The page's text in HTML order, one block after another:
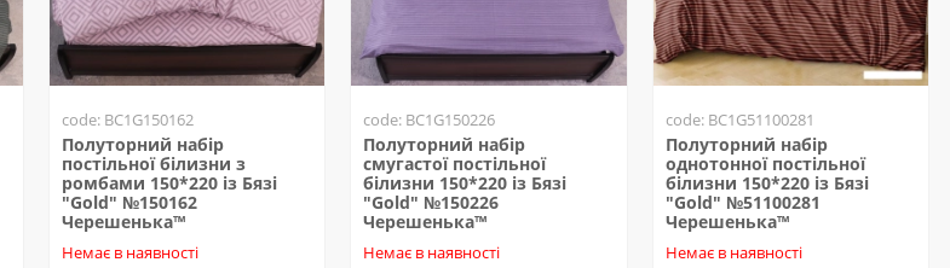
code: BC1G150162
Полуторний набір
постільної білизни з
ромбами 150*220 із Бязі
"Gold" №150162
Черешенька™
Немає в наявності
code: BC1G150226
Полуторний набір
смугастої постільної
білизни 150*220 із Бязі
"Gold" №150226
Черешенька™
Немає в наявності
code: BC1G51100281
Полуторний набір
однотонної постільної
білизни 150*220 із Бязі
"Gold" №51100281
Черешенька™
Немає в наявності